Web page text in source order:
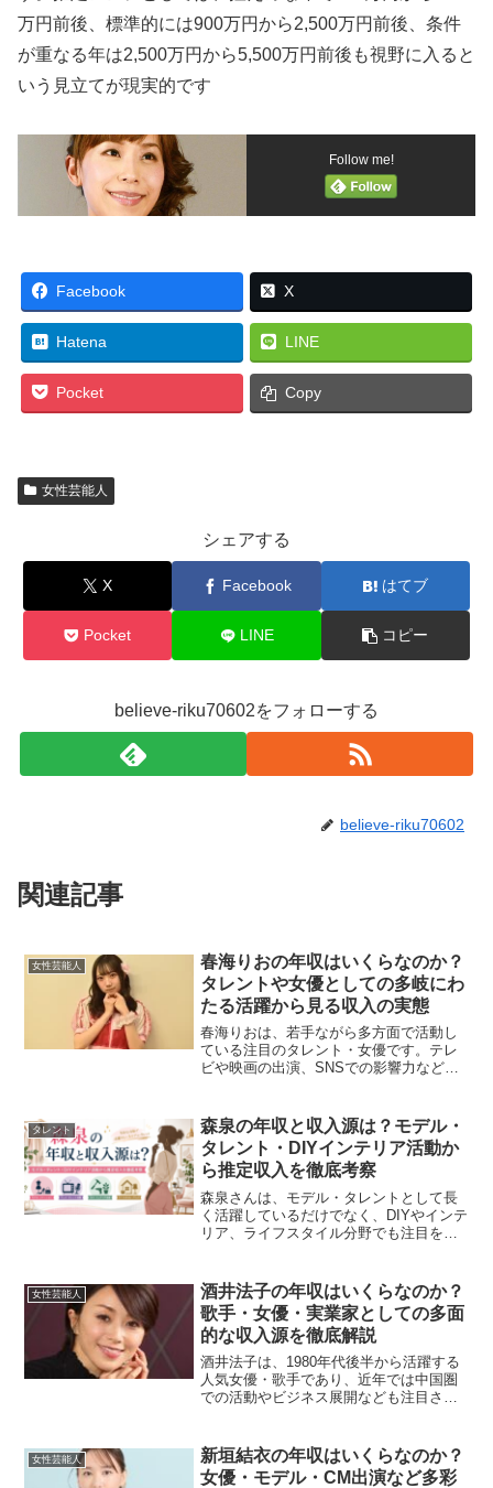
万円前後、標準的には900万円から2,500万円前後、条件
が重なる年は2,500万円から5,500万円前後も視野に入ると
いう見立てが現実的です
Follow me!
Facebook X
Hatena LINE
Pocket Copy
女性芸能人
シェアする
X Facebook はてブ
Pocket LINE コピー
believe-riku70602をフォローする
believe-riku70602
関連記事
女性芸能人
春海りおの年収はいくらなのか？
タレントや女優としての多岐にわ
たる活躍から見る収入の実態
春海りおは、若手ながら多方面で活動し
ている注目のタレント・女優です。テレ
ビや映画の出演、SNSでの影響力など多
る収入春海りおは近年、テレビドラマや
映画への出演機会が増え...
タレント
森泉の年収と収入源は？モデル・
タレント・DIYインテリア活動か
ら推定収入を徹底考察
森泉さんは、モデル・タレントとして長
く活躍しているだけでなく、DIYやインテ
リア、ライフスタイル分野でも注目を集
セレブな雰囲気もあり、テレビや雑誌、
Webメディアなど幅...
女性芸能人
酒井法子の年収はいくらなのか？
歌手・女優・実業家としての多面
的な収入源を徹底解説
酒井法子は、1980年代後半から活躍する
人気女優・歌手であり、近年では中国圏
での活動やビジネス展開なども注目され
していきます。音楽活動からの収入酒井
法子は歌手として数々...
女性芸能人
新垣結衣の年収はいくらなのか？
女優・モデル・CM出演など多彩